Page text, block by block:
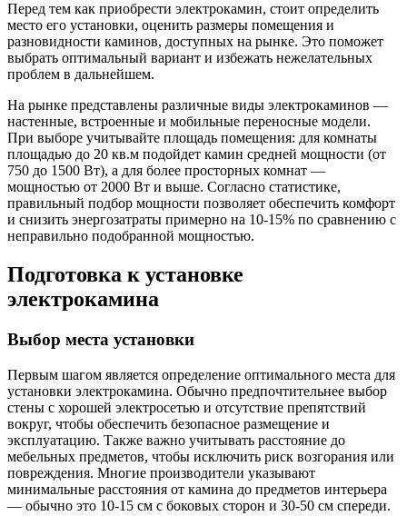
Перед тем как приобрести электрокамин, стоит определить
место его установки, оценить размеры помещения и
разновидности каминов, доступных на рынке. Это поможет
выбрать оптимальный вариант и избежать нежелательных
проблем в дальнейшем.
На рынке представлены различные виды электрокаминов —
настенные, встроенные и мобильные переносные модели.
При выборе учитывайте площадь помещения: для комнаты
площадью до 20 кв.м подойдет камин средней мощности (от
750 до 1500 Вт), а для более просторных комнат —
мощностью от 2000 Вт и выше. Согласно статистике,
правильный подбор мощности позволяет обеспечить комфорт
и снизить энергозатраты примерно на 10-15% по сравнению с
неправильно подобранной мощностью.
Подготовка к установке
электрокамина
Выбор места установки
Первым шагом является определение оптимального места для
установки электрокамина. Обычно предпочтительнее выбор
стены с хорошей электросетью и отсутствие препятствий
вокруг, чтобы обеспечить безопасное размещение и
эксплуатацию. Также важно учитывать расстояние до
мебельных предметов, чтобы исключить риск возгорания или
повреждения. Многие производители указывают
минимальные расстояния от камина до предметов интерьера
— обычно это 10-15 см с боковых сторон и 30-50 см спереди.